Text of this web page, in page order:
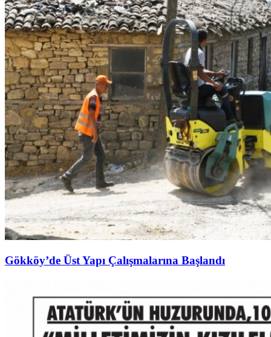
Gökköy’de Üst Yapı Çalışmalarına Başlandı